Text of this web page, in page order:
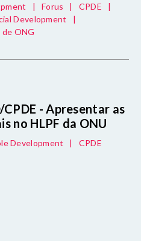
| Forus | CPDE
|
Development
|
ONG
- Apresentar as
no HLPF da ONU
Development |
CPDE